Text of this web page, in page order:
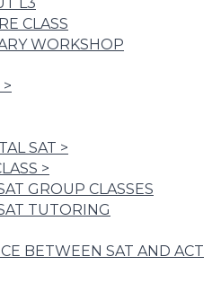
CLASS
WORKSHOP
>
SAT >
>
GROUP CLASSES
TUTORING
BETWEEN SAT AND ACT